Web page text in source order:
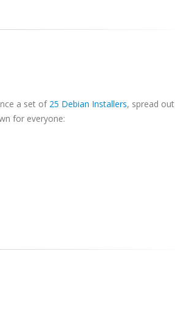
a set of 25 Debian Installers, spread out
for everyone: